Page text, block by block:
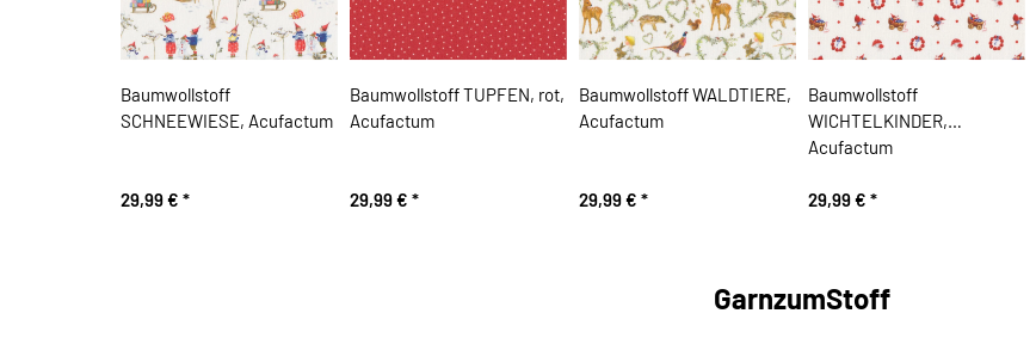
Baumwollstoff
SCHNEEWIESE, Acufactum
29,99 € *
Baumwollstoff TUPFEN, rot,
Acufactum
29,99 € *
Baumwollstoff WALDTIERE,
Acufactum
29,99 € *
Baumwollstoff
WICHTELKINDER,
Acufactum
29,99 € *
GarnzumStoff